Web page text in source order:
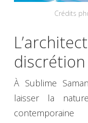
Crédits
discrétion
À Sublime
laisser la nature